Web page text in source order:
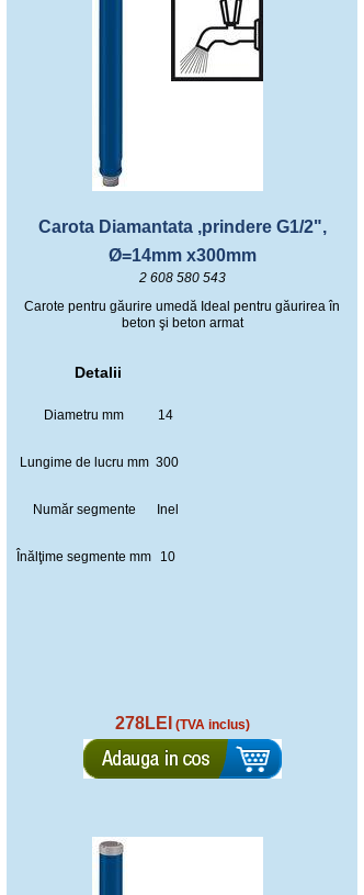
Carota Diamantata ,prindere G1/2",
Ø=14mm x300mm
2 608 580 543
Carote pentru găurire umedă Ideal pentru găurirea în
beton şi beton armat
Detalii
Diametru mm 14
Lungime de lucru mm 300
Număr segmente Inel
Înălţime segmente mm 10
278LEI (TVA inclus)